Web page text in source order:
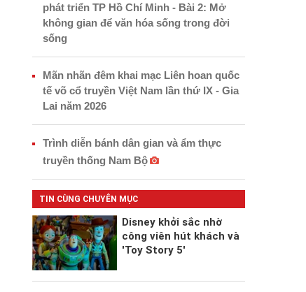
phát triển TP Hồ Chí Minh - Bài 2: Mở
không gian để văn hóa sống trong đời
sống
Mãn nhãn đêm khai mạc Liên hoan quốc
tế võ cổ truyền Việt Nam lần thứ IX - Gia
Lai năm 2026
Trình diễn bánh dân gian và ẩm thực
truyền thống Nam Bộ
TIN CÙNG CHUYÊN MỤC
Disney khởi sắc nhờ
công viên hút khách và
'Toy Story 5'